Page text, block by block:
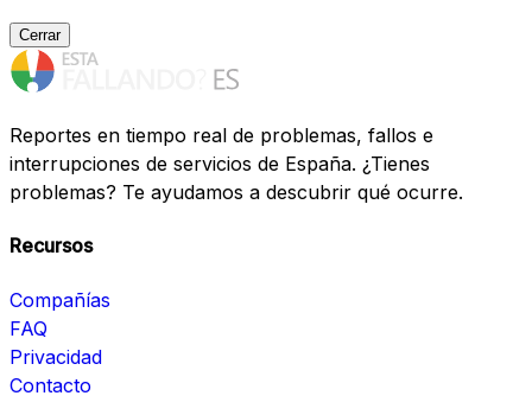
Cerrar
Reportes en tiempo real de problemas, fallos e
interrupciones de servicios de España. ¿Tienes
problemas? Te ayudamos a descubrir qué ocurre.
Recursos
Compañías
FAQ
Privacidad
Contacto